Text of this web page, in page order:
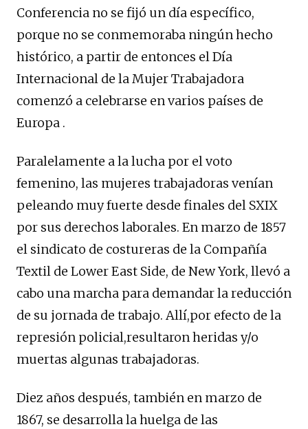
Conferencia no se fijó un día específico,
porque no se conmemoraba ningún hecho
histórico, a partir de entonces el Día
Internacional de la Mujer Trabajadora
comenzó a celebrarse en varios países de
Europa .
Paralelamente a la lucha por el voto
femenino, las mujeres trabajadoras venían
peleando muy fuerte desde finales del SXIX
por sus derechos laborales. En marzo de 1857
el sindicato de costureras de la Compañía
Textil de Lower East Side, de New York, llevó a
cabo una marcha para demandar la reducción
de su jornada de trabajo. Allí,por efecto de la
represión policial,resultaron heridas y/o
muertas algunas trabajadoras.
Diez años después, también en marzo de
1867, se desarrolla la huelga de las